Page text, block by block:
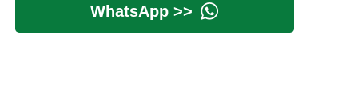
WhatsApp >>